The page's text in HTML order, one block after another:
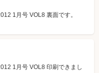
1月号 VOL8 裏面です。
1月号 VOL8 印刷できまし